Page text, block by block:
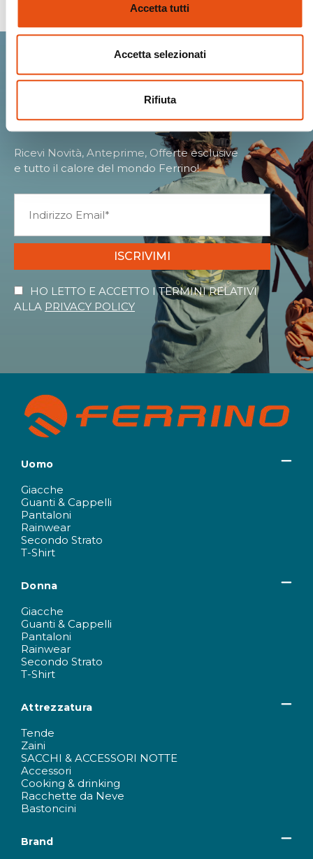
Accetta tutti
Accetta selezionati
Rifiuta
Entra nella Ferrino
community.
Ricevi Novità, Anteprime, Offerte esclusive
e tutto il calore del mondo Ferrino!
ISCRIVIMI
HO LETTO E ACCETTO I TERMINI RELATIVI
ALLA PRIVACY POLICY
Uomo
Giacche
Guanti & Cappelli
Pantaloni
Rainwear
Secondo Strato
T-Shirt
Donna
Giacche
Guanti & Cappelli
Pantaloni
Rainwear
Secondo Strato
T-Shirt
Attrezzatura
Tende
Zaini
SACCHI & ACCESSORI NOTTE
Accessori
Cooking & drinking
Racchette da Neve
Bastoncini
Brand